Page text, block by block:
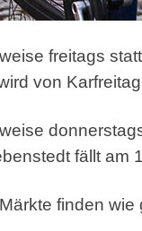
freitags
von
fällt am
finden wie